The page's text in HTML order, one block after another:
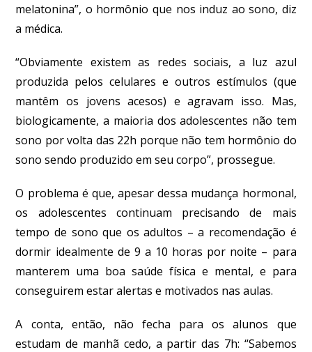
melatonina”, o hormônio que nos induz ao sono, diz
a médica.
“Obviamente existem as redes sociais, a luz azul
produzida pelos celulares e outros estímulos (que
mantêm os jovens acesos) e agravam isso. Mas,
biologicamente, a maioria dos adolescentes não tem
sono por volta das 22h porque não tem hormônio do
sono sendo produzido em seu corpo”, prossegue.
O problema é que, apesar dessa mudança hormonal,
os adolescentes continuam precisando de mais
tempo de sono que os adultos – a recomendação é
dormir idealmente de 9 a 10 horas por noite – para
manterem uma boa saúde física e mental, e para
conseguirem estar alertas e motivados nas aulas.
A conta, então, não fecha para os alunos que
estudam de manhã cedo, a partir das 7h: “Sabemos